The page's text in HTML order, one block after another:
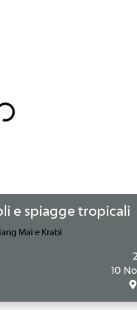
e spiagge tropicali
Mai e Krabi
10